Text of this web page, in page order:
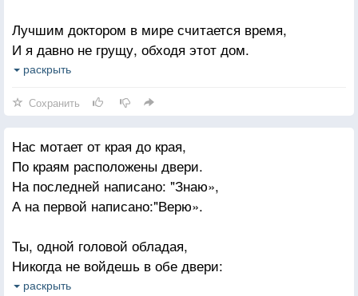
Лучшим доктором в мире считается время,
И я давно не грущу, обходя этот дом.
Но пройдёшь мимо дома, и что-то защемит,
раскрыть
Сохранить
Нас мотает от края до края,
По краям расположены двери.
На последней написано: "Знаю»,
А на первой написано:"Верю».
Ты, одной головой обладая,
Никогда не войдешь в обе двери:
Если веришь, то веришь не зная,
раскрыть